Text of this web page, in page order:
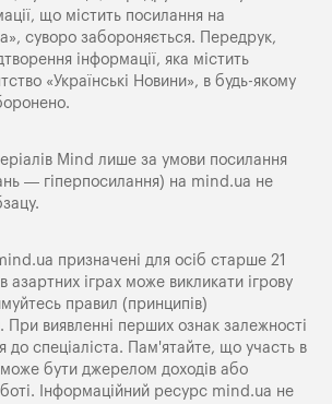
що мiстить посилання на
суворо забороняється. Передрук,
інформації, яка містить
«Українські Новини», в будь-якому
Mind лише за умови посилання
— гіперпосилання) на mind.ua не
призначені для осіб старше 21
азартних іграх може викликати ігрову
правил (принципів)
При виявленні перших ознак залежності
до спеціаліста. Пам'ятайте, що участь в
може бути джерелом доходів або
Інформаційний ресурс mind.ua не